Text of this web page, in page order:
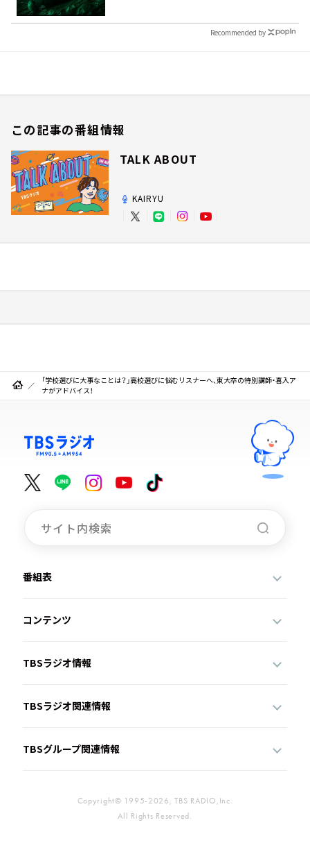
Recommended by
この記事の番組情報
TALK ABOUT
KAIRYU
「学校選びに大事なことは？」高校選びに悩むリスナーへ、東大卒の特別講師・喜入ア
ナがアドバイス！
番組表
コンテンツ
TBSラジオ情報
TBSラジオ関連情報
TBSグループ関連情報
Copyright© 1995-2026, TBS RADIO,Inc.
All Rights Reserved.